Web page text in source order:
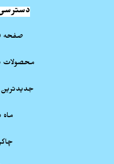
صفحه
محصولات
ماه